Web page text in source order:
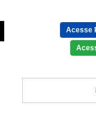
Acesse